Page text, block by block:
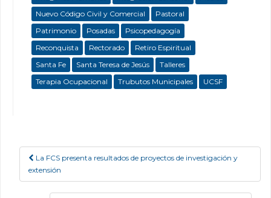
Nuevo Código Civil y Comercial
Pastoral
Patrimonio
Posadas
Psicopedagogía
Reconquista
Rectorado
Retiro Espiritual
Santa Fe
Santa Teresa de Jesús
Talleres
Terapia Ocupacional
Trubutos Municipales UCSF
Post navigation
La FCS presenta resultados de proyectos de investigación y
extensión